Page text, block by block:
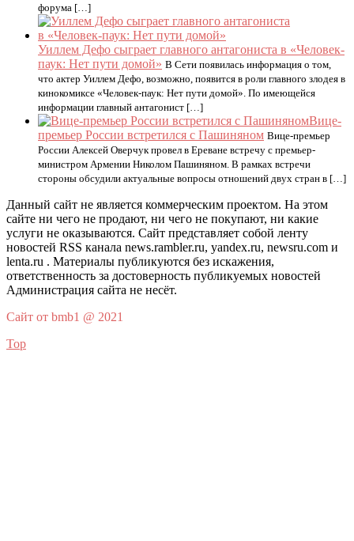
форума […]
Уиллем Дефо сыграет главного антагониста в «Человек-
паук: Нет пути домой» В Сети появилась информация о том,
что актер Уиллем Дефо, возможно, появится в роли главного злодея в
кинокомиксе «Человек-паук: Нет пути домой». По имеющейся
информации главный антагонист […]
Вице-
премьер России встретился с Пашиняном Вице-премьер
России Алексей Оверчук провел в Ереване встречу с премьер-
министром Армении Николом Пашиняном. В рамках встречи
стороны обсудили актуальные вопросы отношений двух стран в […]
Данный сайт не является коммерческим проектом. На этом
сайте ни чего не продают, ни чего не покупают, ни какие
услуги не оказываются. Сайт представляет собой ленту
новостей RSS канала news.rambler.ru, yandex.ru, newsru.com и
lenta.ru . Материалы публикуются без искажения,
ответственность за достоверность публикуемых новостей
Администрация сайта не несёт.
Сайт от bmb1 @ 2021
Top